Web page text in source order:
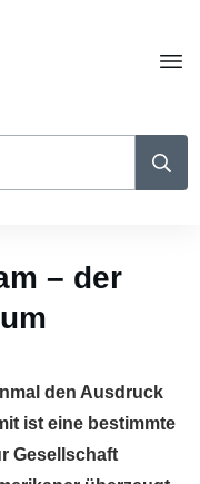
– der
den Ausdruck
ist eine bestimmte
Gesellschaft